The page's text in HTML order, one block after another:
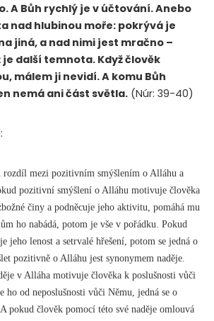
A Bůh rychlý je v účtování. Anebo
nad hlubinou moře: pokrývá je
jiná, a nad nimi jest mračno –
další temnota. Když člověk
málem ji nevidí. A komu Bůh
nemá ani část světla. (Núr: 39-40)
rozdíl mezi pozitivním smýšlením o Alláhu a
pozitivní smýšlení o Alláhu motivuje člověka
činy a podněcuje jeho aktivitu, pomáhá mu
ho nabádá, potom je vše v pořádku. Pokud
jeho lenost a setrvalé hřešení, potom se jedná o
pozitivně o Alláhu jest synonymem naděje.
v Alláha motivuje člověka k poslušnosti vůči
ho od neposlušnosti vůči Němu, jedná se o
pokud člověk pomocí této své naděje omlouvá